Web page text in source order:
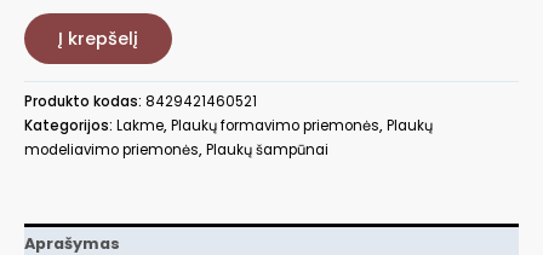
Sausas
šampūnas
K.FINISH
200
ml
LAK46052
Į krepšelį
Produkto kodas: 8429421460521
Kategorijos: Lakme,Plaukų formavimo priemonės,Plaukų
modeliavimo priemonės,Plaukų šampūnai
Aprašymas